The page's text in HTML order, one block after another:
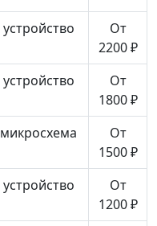
устройство
От
2200 ₽
устройство
От
1800 ₽
микросхема
От
1500 ₽
устройство
От
1200 ₽